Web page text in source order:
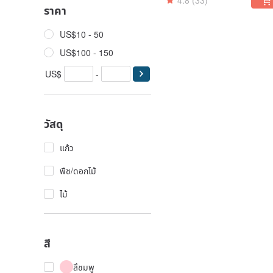
ราคา
US$10 - 50
US$100 - 150
US$
-
วัสดุ
แก้ว
พืช/ดอกไม้
ไม้
สี
สึชมพู